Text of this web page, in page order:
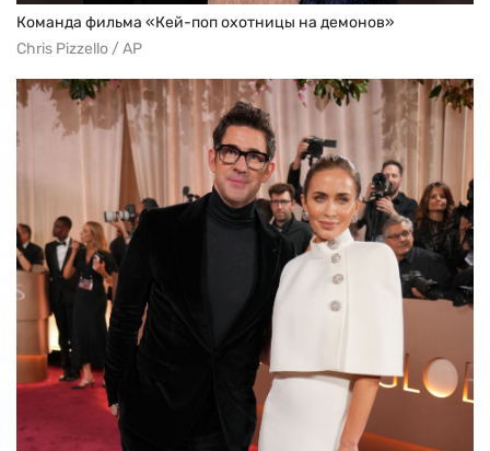
Команда фильма «Кей-поп охотницы на демонов»
Chris Pizzello / AP